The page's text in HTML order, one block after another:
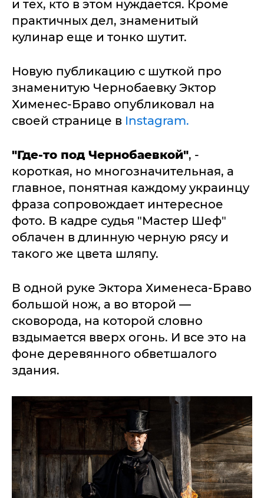
и тех, кто в этом нуждается. Кроме
практичных дел, знаменитый
кулинар еще и тонко шутит.
Новую публикацию с шуткой про
знаменитую Чернобаевку Эктор
Хименес-Браво опубликовал на
своей странице в Instagram.
"Где-то под Чернобаевкой", -
короткая, но многозначительная, а
главное, понятная каждому украинцу
фраза сопровождает интересное
фото. В кадре судья "Мастер Шеф"
облачен в длинную черную рясу и
такого же цвета шляпу.
В одной руке Эктора Хименеса-Браво
большой нож, а во второй —
сковорода, на которой словно
вздымается вверх огонь. И все это на
фоне деревянного обветшалого
здания.